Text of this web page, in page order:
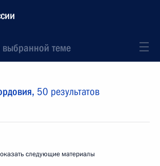
теме
50 результатов
следующие материалы